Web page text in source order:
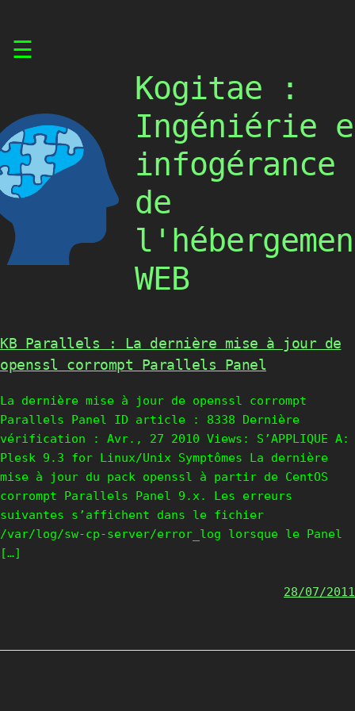
☰
Kogitae :
Ingéniérie
infogérance
de
WEB
KB Parallels : La dernière mise à jour de
openssl corrompt Parallels Panel
La dernière mise à jour de openssl corrompt
Parallels Panel ID article : 8338 Dernière
vérification : Avr., 27 2010 Views: S’APPLIQUE A:
Plesk 9.3 for Linux/Unix Symptômes La dernière
mise à jour du pack openssl à partir de CentOS
corrompt Parallels Panel 9.x. Les erreurs
suivantes s’affichent dans le fichier
/var/log/sw-cp-server/error_log lorsque le Panel
[…]
28/07/2011